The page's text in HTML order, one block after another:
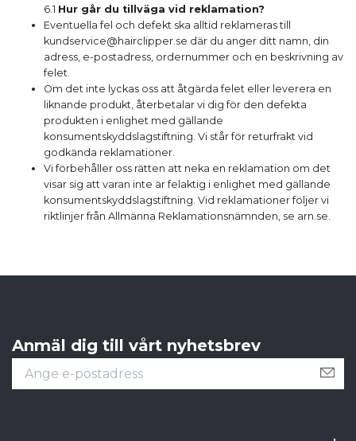
6.1 Hur går du tillväga vid reklamation?
Eventuella fel och defekt ska alltid reklameras till
kundservice@hairclipper.se där du anger ditt namn, din
adress, e-postadress, ordernummer och en beskrivning av
felet.
Om det inte lyckas oss att åtgärda felet eller leverera en
liknande produkt, återbetalar vi dig för den defekta
produkten i enlighet med gällande
konsumentskyddslagstiftning. Vi står för returfrakt vid
godkända reklamationer.
Vi förbehåller oss rätten att neka en reklamation om det
visar sig att varan inte är felaktig i enlighet med gällande
konsumentskyddslagstiftning. Vid reklamationer följer vi
riktlinjer från Allmänna Reklamationsnämnden, se arn.se.
Anmäl dig till vårt nyhetsbrev